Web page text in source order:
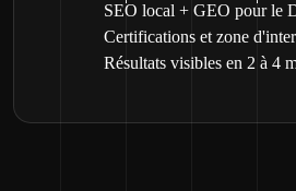
SEO local + GEO pour le
Certifications et zone
Résultats visibles en 2 à 4